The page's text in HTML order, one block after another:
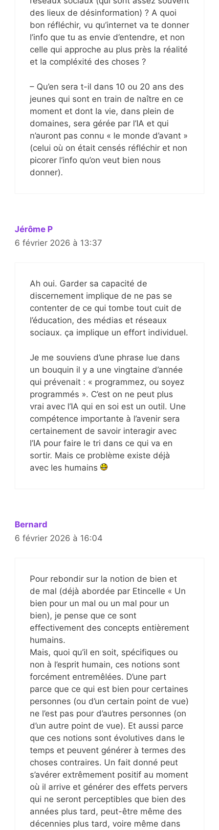
des lieux de désinformation) ? A quoi
bon réfléchir, vu qu’internet va te donner
l’info que tu as envie d’entendre, et non
celle qui approche au plus près la réalité
et la compléxité des choses ?
– Qu’en sera t-il dans 10 ou 20 ans des
jeunes qui sont en train de naître en ce
moment et dont la vie, dans plein de
domaines, sera gérée par l’IA et qui
n’auront pas connu « le monde d’avant »
(celui où on était censés réfléchir et non
picorer l’info qu’on veut bien nous
donner).
Jérôme P
6 février 2026 à 13:37
Ah oui. Garder sa capacité de
discernement implique de ne pas se
contenter de ce qui tombe tout cuit de
l’éducation, des médias et réseaux
sociaux. ça implique un effort individuel.
Je me souviens d’une phrase lue dans
un bouquin il y a une vingtaine d’année
qui prévenait : « programmez, ou soyez
programmés ». C’est on ne peut plus
vrai avec l’IA qui en soi est un outil. Une
compétence importante à l’avenir sera
certainement de savoir interagir avec
l’IA pour faire le tri dans ce qui va en
sortir. Mais ce problème existe déjà
avec les humains
Bernard
6 février 2026 à 16:04
Pour rebondir sur la notion de bien et
de mal (déjà abordée par Etincelle « Un
bien pour un mal ou un mal pour un
bien), je pense que ce sont
effectivement des concepts entièrement
humains.
Mais, quoi qu’il en soit, spécifiques ou
non à l’esprit humain, ces notions sont
forcément entremêlées. D’une part
parce que ce qui est bien pour certaines
personnes (ou d’un certain point de vue)
ne l’est pas pour d’autres personnes (on
d’un autre point de vue). Et aussi parce
que ces notions sont évolutives dans le
temps et peuvent générer à termes des
choses contraires. Un fait donné peut
s’avérer extrêmement positif au moment
où il arrive et générer des effets pervers
qui ne seront perceptibles que bien des
années plus tard, peut-être même des
décennies plus tard, voire même dans